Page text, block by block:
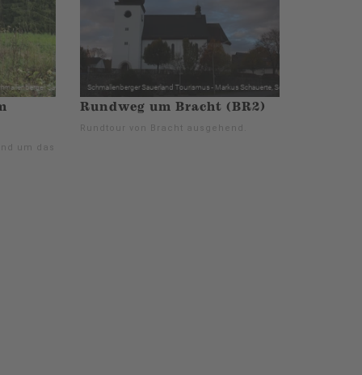
um das
Rundweg um Bracht (BR2)
Rundtour von Bracht ausgehend.